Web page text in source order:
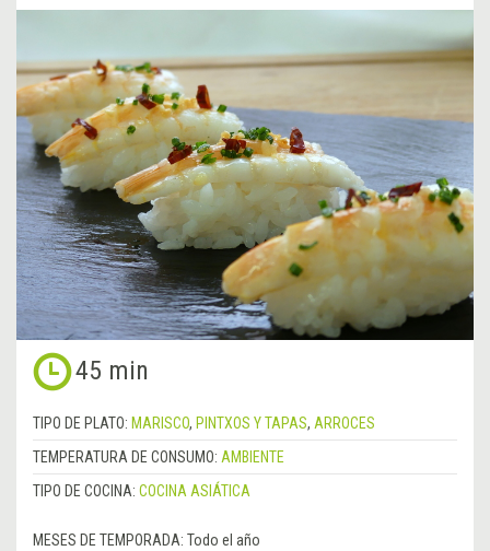
45 min
TIPO DE PLATO: MARISCO, PINTXOS Y TAPAS, ARROCES
TEMPERATURA DE CONSUMO: AMBIENTE
TIPO DE COCINA: COCINA ASIÁTICA
MESES DE TEMPORADA: Todo el año